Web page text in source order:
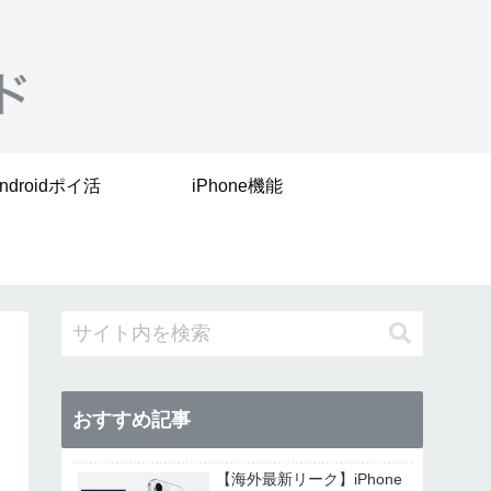
ポイ活 iPhone機能
おすすめ記事
【海外最新リーク】iPhone